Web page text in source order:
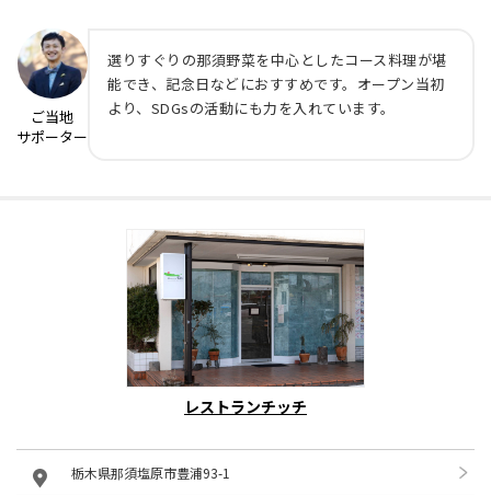
ご当地
サポーター
選りすぐりの那須野菜を中心としたコース料理が堪
能でき、記念日などにおすすめです。オープン当初
より、SDGsの活動にも力を入れています。
レストランチッチ
栃木県那須塩原市豊浦93-1